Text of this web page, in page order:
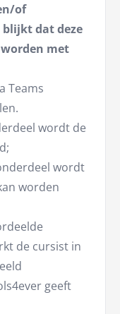
of
dat deze
met
Teams
wordt de
wordt
worden
de cursist in
geeft